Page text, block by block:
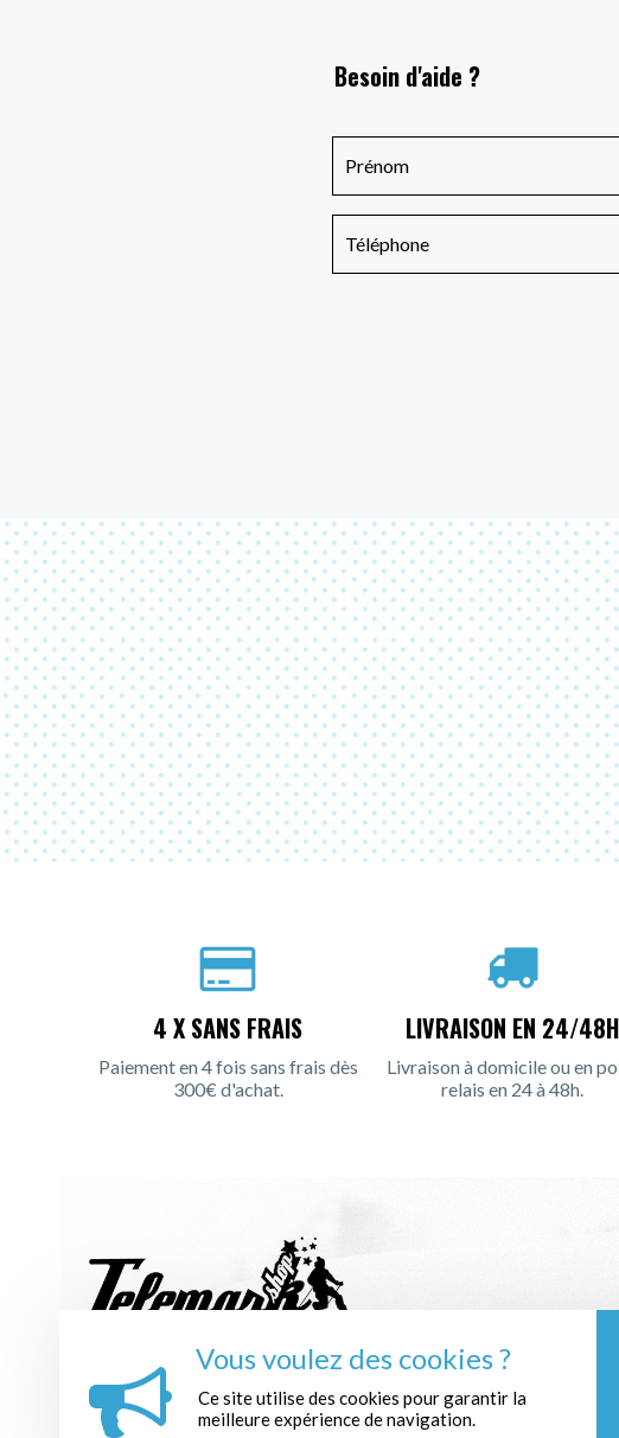
Besoin d'aide ?
4 X SANS FRAIS
Paiement en 4 fois sans frais dès
300€ d'achat.
LIVRAISON EN 24/48H
Livraison à domicile ou en
relais en 24 à 48h.
INSCRIPTION À LA NEWSLETTER :
Vous voulez des cookies ?
Ce site utilise des cookies pour garantir la
meilleure expérience de navigation.